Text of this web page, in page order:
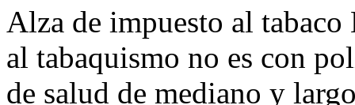
Alza de impuesto al tabaco
al tabaquismo no es con
de salud de mediano y